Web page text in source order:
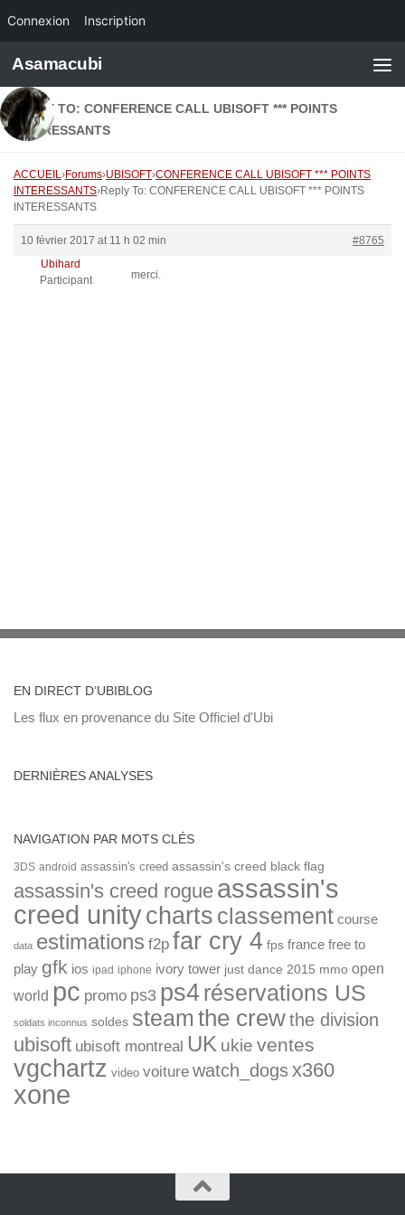
Connexion Inscription
Skip to content
Asamacubi
REPLY TO: CONFERENCE CALL UBISOFT *** POINTS
INTERESSANTS
ACCUEIL›Forums›UBISOFT›CONFERENCE CALL UBISOFT *** POINTS
INTERESSANTS›Reply To: CONFERENCE CALL UBISOFT *** POINTS
INTERESSANTS
10 février 2017 at 11 h 02 min
#8765
Ubihard
Participant
merci.
EN DIRECT D’UBIBLOG
Les flux en provenance du Site Officiel d'Ubi
DERNIÈRES ANALYSES
NAVIGATION PAR MOTS CLÉS
3DS android assassin's creed assassin's creed black flag
assassin's creed rogue assassin's
creed unitycharts classement course
data estimations f2p far cry 4 fps france free to
play gfk ios ipad iphone ivory tower just dance 2015 mmo open
world pc promo ps3 ps4réservations US
soldats inconnus soldes steamthe crewthe division
ubisoft ubisoft montreal UK ukie ventes
vgchartz video voiture watch_dogsx360
xone